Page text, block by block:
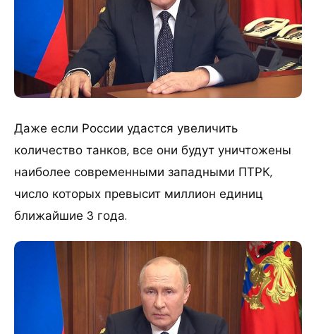
Даже если России удастся увеличить
количество танков, все они будут уничтожены
наиболее современными западными ПТРК,
число которых превысит миллион единиц
ближайшие 3 года.